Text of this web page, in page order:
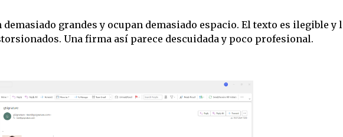
grandes y ocupan demasiado espacio. El texto es ilegible y
Una firma así parece descuidada y poco profesional.